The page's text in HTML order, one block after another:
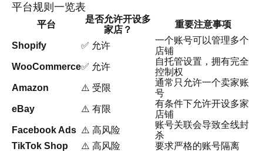
平台规则一览表
平台
是否允许开设多
家店？
重要注意事项
Shopify ✅ 允许
一个账号可以管理多个
店铺
WooCommerce✅ 允许
自托管设置，拥有完全
控制权
Amazon
⚠️ 受限
通常只允许一个卖家账
号
eBay
⚠️ 有限
有条件下允许开设多家
店铺
Facebook Ads ⚠️ 高风险
账号关联会导致全线封
杀
TikTok Shop
⚠️ 高风险 要求严格的账号隔离